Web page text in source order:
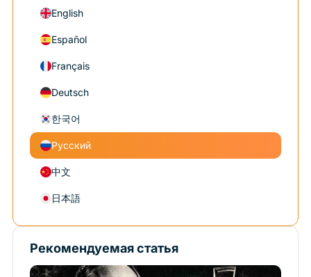
English
Español
Français
Deutsch
한국어
Русский
中文
日本語
Рекомендуемая статья